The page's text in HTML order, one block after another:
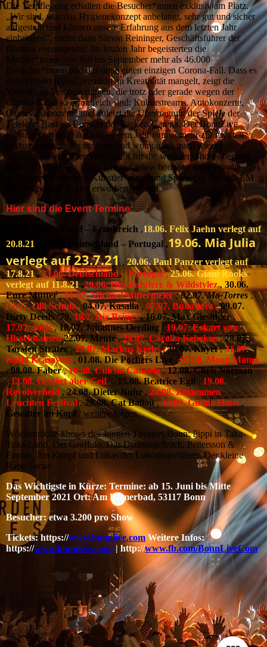
Die Verpflegung erhalten die Besucher*innen exklusiv am Platz.
„Wir sind, was das Hygienekonzept anbelangt, sehr gut und sicher
aufgestellt und können unsere Erfahrung aus dem letzten Jahr
einbringen“, meint dazu Simon Reininger, Geschäftsführer der
fünfdrei eventagentur. Im letzten Jahr begeisterten die
Macher*innen von Juli bis September mehr als 46.000
Besucher*innen und das ohne einen einzigen Corona-Fall. Dass es
dem Projekt BonnLive nicht an Kreativität mangelt, zeigt die
Vielzahl an Veranstaltungen, die trotz oder gerade wegen der
Corona-Krise so erfolgreich sind: Kulturstreams, Autokonzerte,
Carnevalskonzerte, und zuletzt die Übertragung der Spiele der
Telekom Baskets Bonn in der Baskets Carena. Der BonnLive
Kulturgarten wird auch in diesem Jahr einmal mehr zur größten
Kulturveranstaltung in Bonn und womöglich auch wieder
deutschlandweit. Der Vorverkauf für die weiteren Shows beginnt
am 15.05.2021 um 10.00 Uhr auf www.bonnlive.com. Für die
zuvor veröffentlichten Künstler*innen und Spiele der Fußball-EM
können bereits Tickets erworben werden.
Hier sind die Event Termine:
15.06. Deutschland – Frankreich ,18.06. Felix Jaehn verlegt auf
20.8.21
19.06. Deutschland – Portugal ,19.06. Mia Julia
verlegt auf23.7.21 , 20.06. Paul Panzer verlegt auf
17.8.21, 23.06. Deutschland – Portugal ,25.06. Giant Rooks
verlegt auf 11.8.21,26.06. Headhunterz & Wildstylez, 30.06.
Eure Mütter,01.07. Michael Mittermeier,02.07. Mo-Torres,
03.07. Olli Schulz ,04.07. Kasalla, 07.07. Bukahara ,09.07.
Dirty Deeds ‘79,10.7. Die Brings, 16.07. Max Giesinger,
17.07. Joris,18.07. Johannes Oerding,19.07. Eckart von
Hirschhausen 22.07. Meute,24.07. Carolin Kebekus,28.07.
Torsten Sträter,29.07. Markus Krebs,30.07. Kayef,31.07.
Katja Krasavice, 01.08. Die Pochers Live ,07.08. Moop Mama
,08.08. Faber,10.08. Culcha Candela,12.08. Chris Norman
,13.08. Gestört aber GeiL , 15.08. Beatrice Egli , 19.08.
Revolverheld,24.08. Dieter Nuhr , 28.08. Zusammen
Leuchten Festival,29.08. Cat Ballou,12.09. Guildo Horn ,
Gewitter im Kopf , weitere folgen.
Wöchentliche Shows des Jungen Theaters Bonn: Pippi in Taka-
Tuka-Land, Der Grüffelo, Das Dschungelbuch, Pettersson &
Findus, Jim Knopf und Lukas der Lokomotivführer, Der kleine
Rabe Socke
Das Wichtigste in Kürze: Termine: ab 15. Juni bis Mitte
September 2021 Ort: Am Römerbad, 53117 Bonn
Besucher: etwa 3.200 pro Show
Tickets: https://www.bonnlive.com Weitere Infos:
https://www.bonnlive.com/| http://www.fb.com/BonnLiveCom